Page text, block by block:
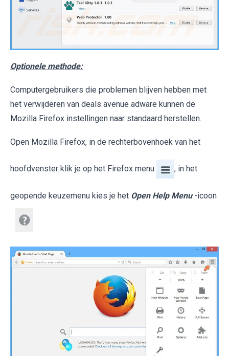
Optionele methode:
Computergebruikers die problemen blijven hebben met
het verwijderen van deals avenue adware kunnen de
Mozilla Firefox instellingen naar standaard herstellen.
Open Mozilla Firefox, in de rechterbovenhoek van het
hoofdvenster klik je op het Firefox menu , in het
geopende keuzemenu kies je het Open Help Menu -icoon